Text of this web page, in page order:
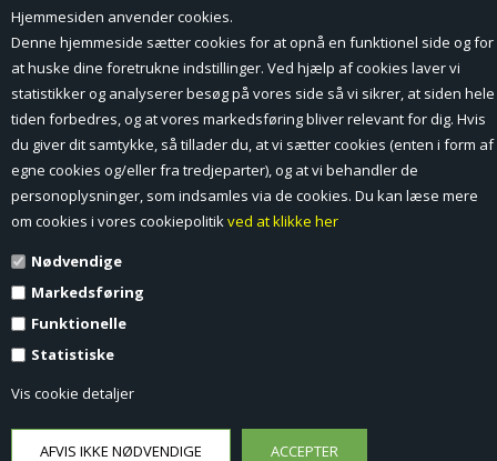
Hjemmesiden anvender cookies.
Denne hjemmeside sætter cookies for at opnå en funktionel side og for
at huske dine foretrukne indstillinger. Ved hjælp af cookies laver vi
statistikker og analyserer besøg på vores side så vi sikrer, at siden hele
tiden forbedres, og at vores markedsføring bliver relevant for dig. Hvis
du giver dit samtykke, så tillader du, at vi sætter cookies (enten i form af
egne cookies og/eller fra tredjeparter), og at vi behandler de
personoplysninger, som indsamles via de cookies. Du kan læse mere
om cookies i vores cookiepolitikved at klikke her
Nødvendige
Markedsføring
Funktionelle
Statistiske
Vis cookie detaljer
Forside
Min Konto
Nyheder
Vilkår og betingelser
Profil
Erhverv log ind (B2B)
Kontakt
Favorit
Fortrydelsesformular